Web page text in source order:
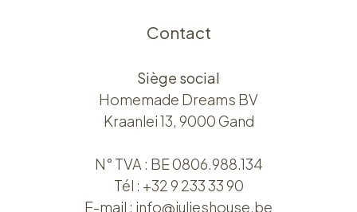
Contact
Siège social
Homemade Dreams BV
Kraanlei 13, 9000 Gand
N° TVA : BE 0806.988.134
Tél : +32 9 233 33 90
E-mail : info@julieshouse.be